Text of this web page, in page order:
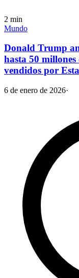
2 min
Mundo
Donald Trump
hasta 50
vendidos por
6 de enero de 2026·